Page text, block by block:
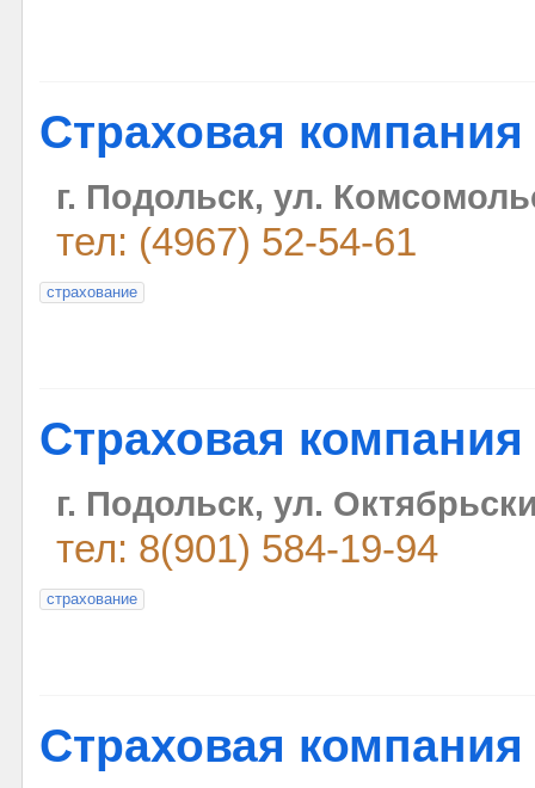
Страховая
г. Подольск, ул.
тел: (4967) 52-54-61
страхование
Страховая
г. Подольск, ул.
тел: 8(901) 584-19-94
страхование
Страховая